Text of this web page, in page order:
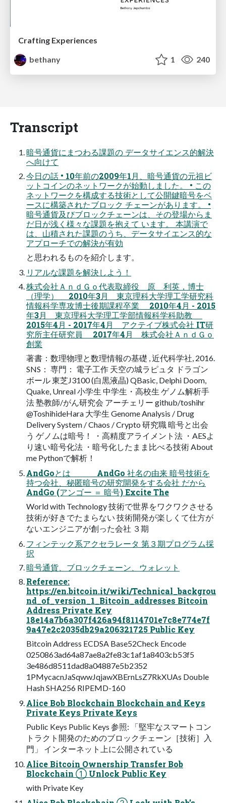
Crafting Experiences
bethany
1 240
Transcript
暗号通貨にまつわる課題の データサイエンス的解決
へ向けて
今日の話 • 10年前の2009年1月、暗号通貨の元祖ビ
ットコインのネットワークが始動しました。 • この
ネットワークを構成する技術として公開鍵暗号をベ
ースに構築されたブロック チェーンがあります。 •
暗号通貨及びブロックチェーンは、その登場からま
だ日が浅く様々な課題を抱えて います。 本講演で
は、山積された課題のうち、データサイエンス的な
アプローチでの解決が有効
と思われるものを紹介します。
リアルな課題を解決しよう！
株式会社ＡｎｄＧｏ代表取締役 原 利英，博士
（理学） 2010年3月 東京理科大学理工学研究科
情報科学専攻博士後期課程卒業 2010年4月 - 2015
年3月 東京理科大学理工学部情報科学科助教
2015年4月 - 2017年4月 アクテイブ株式会社 IT研
究所主任研究員 2017年4月 株式会社ＡｎｄＧｏ
創業
著書：数理物理と数理情報の基礎 , 近代科学社, 2016.
SNS： 専門： 電子工作 天空の城ラピュタ ドラゴン
ボール 東芝J3100 (白黒液晶) QBasic, Delphi Doom,
Quake, Unreal 小学生 中学生・高校生 ゲノム解析手
法 塾教師/がん研究会 アーチェリー github/toshihr
@ToshihideHara 大学生 Genome Analysis / Drug
Delivery System / Chaos / Crypto 研究職 暗号と出会
う ゲノムは暗号！ ・高精度アライメント法 ・AESよ
り速い暗号化法 ・暗号化したまま比べる技術 About
me Pythonで解析！
AndGoとは AndGo 社名の由来 暗号技術を
持つ会社、秘匿暗号の研究開発をする会社 だから
AndGo (アンゴー ＝ 暗号) Excite The
World with Technology 技術で世界をワクワクさせる
技術が好きでたまらない 技術開発が楽しくて仕方が
ないエンジニアが創った会社 ３期
フィンテック系アクセラレータ 第３期プログラム採
択
暗号通貨、ブロックチェーン、ウォレット
Reference:
https://en.bitcoin.it/wiki/Technical_backgrou
nd_of_version_1_Bitcoin_addresses Bitcoin
Address Private Key
18e14a7b6a307f426a94f8114701e7c8e774e7f
9a47e2c2035db29a206321725 Public Key
Bitcoin Address ECDSA Base52Check Encode
0250863ad64a87ae8a2fe83c1af1a8403cb53f5
3e486d8511dad8a04887e5b2352
1PMycacnJaSqwwJqjawXBErnLsZ7RkXUAs Double
Hash SHA256 RIPEMD-160
Alice Bob Blockchain Blockchain and Keys
Private Keys Private Keys
Public Keys Public Keys 参照: 「堅牢なスマートコン
トラクト開発のためのブロックチェーン［技術］入
門」 インターネット上に公開されている
Alice Bitcoin Ownership Transfer Bob
Blockchain ① Unlock Public Key
with Private Key